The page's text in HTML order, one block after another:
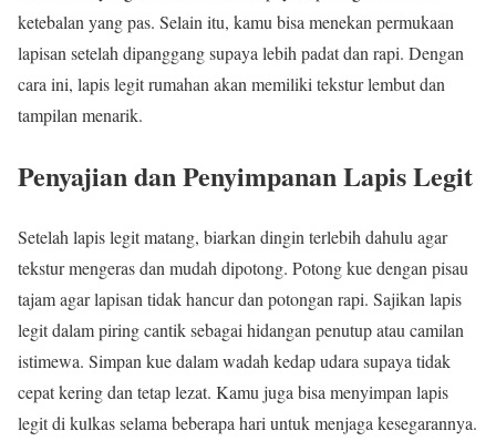
ketebalan yang pas. Selain itu, kamu bisa menekan permukaan
lapisan setelah dipanggang supaya lebih padat dan rapi. Dengan
cara ini, lapis legit rumahan akan memiliki tekstur lembut dan
tampilan menarik.
Penyajian dan Penyimpanan Lapis Legit
Setelah lapis legit matang, biarkan dingin terlebih dahulu agar
tekstur mengeras dan mudah dipotong. Potong kue dengan pisau
tajam agar lapisan tidak hancur dan potongan rapi. Sajikan lapis
legit dalam piring cantik sebagai hidangan penutup atau camilan
istimewa. Simpan kue dalam wadah kedap udara supaya tidak
cepat kering dan tetap lezat. Kamu juga bisa menyimpan lapis
legit di kulkas selama beberapa hari untuk menjaga kesegarannya.